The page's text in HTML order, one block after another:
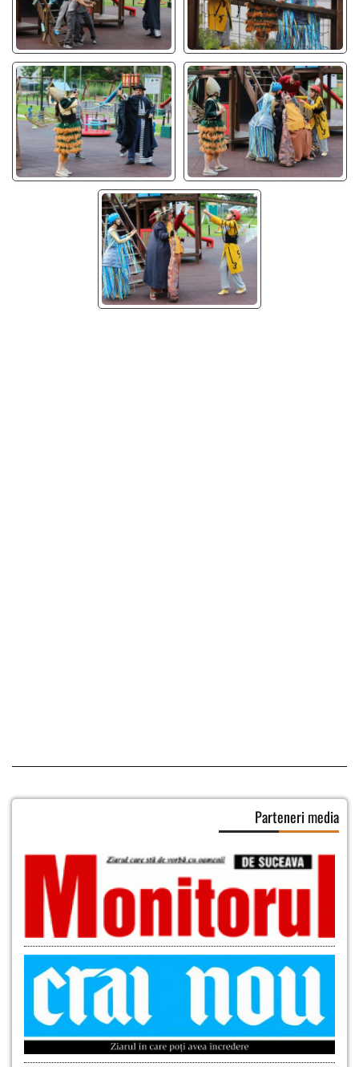
Parteneri media